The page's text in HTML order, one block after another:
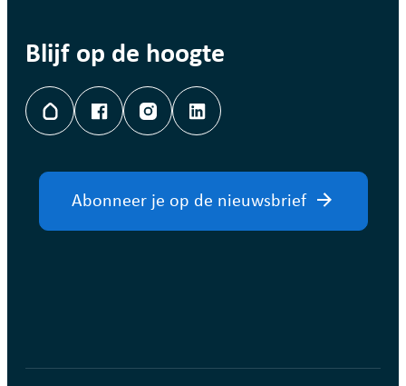
Blijf op de hoogte
Hoplr FacebookInstagramLinkedIn
Abonneer je op de nieuwsbrief